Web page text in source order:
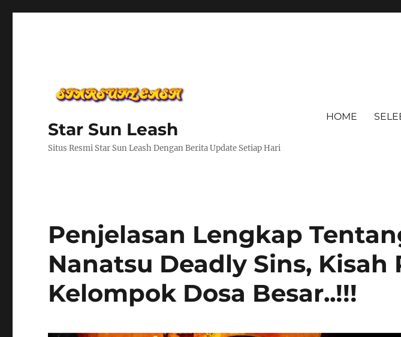
Star Sun Leash
Situs Resmi Star Sun Leash Dengan Berita Update Setiap Hari
HOME
Penjelasan Lengkap
Nanatsu Deadly Sins, Kisah
Kelompok Dosa Besar..!!!